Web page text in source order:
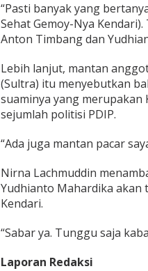
“Pasti banyak yang
Sehat Gemoy-Nya
Anton Timbang dan
Lebih lanjut, mantan
(Sultra) itu menyebutkan
suaminya yang merupakan
sejumlah politisi PDIP.
“Ada juga mantan pacar
Nirna Lachmuddin
Yudhianto Mahardika
Kendari.
“Sabar ya. Tunggu saja
Laporan Redaksi